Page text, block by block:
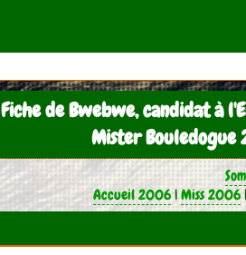
Fiche de Bwebwe, candidat à
Mister
Accueil 2006|Miss 2006|